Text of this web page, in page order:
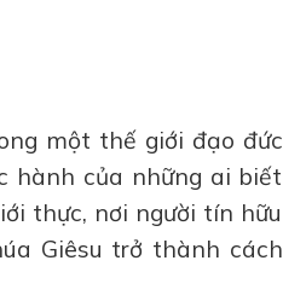
một thế giới đạo đức
hành của những ai biết
thực, nơi người tín hữu
Giêsu trở thành cách